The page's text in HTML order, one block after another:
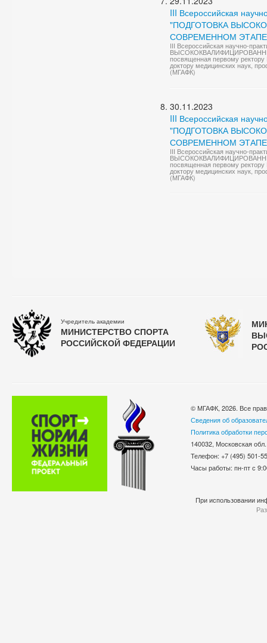
III Всероссийская
"ПОДГОТОВКА
СОВРЕМЕННОМ
III Всероссийская научно-
посвященная первому
доктору медицинских наук,
(МГАФК)
30.11.2023
III Всероссийская
"ПОДГОТОВКА
СОВРЕМЕННОМ
III Всероссийская научно-
посвященная первому
доктору медицинских наук,
(МГАФК)
Учредитель академии
МИНИСТЕРСТВО СПОРТА
РОССИЙСКОЙ ФЕДЕРАЦИИ
© МГАФК, 2026. Все
Сведения об
Политика обработки
140032, Московская
Телефон: +7 (495)
Часы работы: пн-пт с
При использовании